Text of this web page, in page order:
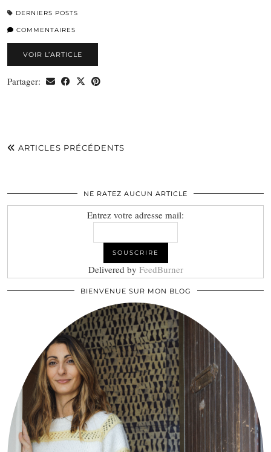
DERNIERS POSTS
COMMENTAIRES
VOIR L’ARTICLE
Partager:
ARTICLES PRÉCÉDENTS
NE RATEZ AUCUN ARTICLE
Entrez votre adresse mail:
Delivered by FeedBurner
BIENVENUE SUR MON BLOG